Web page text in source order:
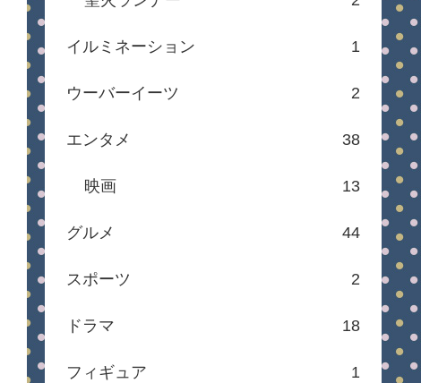
イルミネーション 1
ウーバーイーツ 2
エンタメ 38
映画 13
グルメ 44
スポーツ 2
ドラマ 18
フィギュア 1